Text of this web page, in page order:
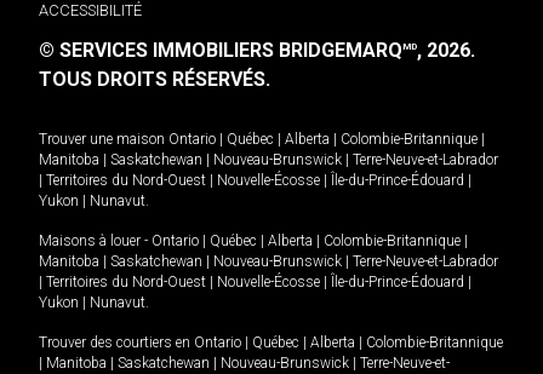
ACCESSIBILITÉ
© SERVICES IMMOBILIERS BRIDGEMARQMD, 2026.
TOUS DROITS RÉSERVÉS.
Trouver une maison Ontario Québec Alberta Colombie-Britannique
Manitoba
Saskatchewan Nouveau-Brunswick
Terre-Neuve-et-Labrador
Territoires du Nord-Ouest Nouvelle-Écosse Île-du-Prince-Édouard
Yukon
Nunavut.
Maisons à louer - Ontario Québec Alberta Colombie-Britannique
Manitoba
Saskatchewan Nouveau-Brunswick
Terre-Neuve-et-Labrador
Territoires du Nord-Ouest Nouvelle-Écosse Île-du-Prince-Édouard
Yukon
Nunavut.
Trouver des courtiers en Ontario Québec Alberta
Colombie-Britannique
Manitoba Saskatchewan Nouveau-Brunswick
Terre-Neuve-et-